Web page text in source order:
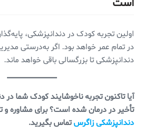
است
اولین تجربه کودک در دندانپزشکی،
در تمام عمر خواهد بود. اگر به‌درستی
دندانپزشکی تا بزرگسالی باقی خواهد ماند.
آیا تاکنون تجربه ناخوشایند کودک شما در
تأخیر در درمان شده است؟ برای مشاوره و
دندانپزشکی زاگرستماس بگیرید.